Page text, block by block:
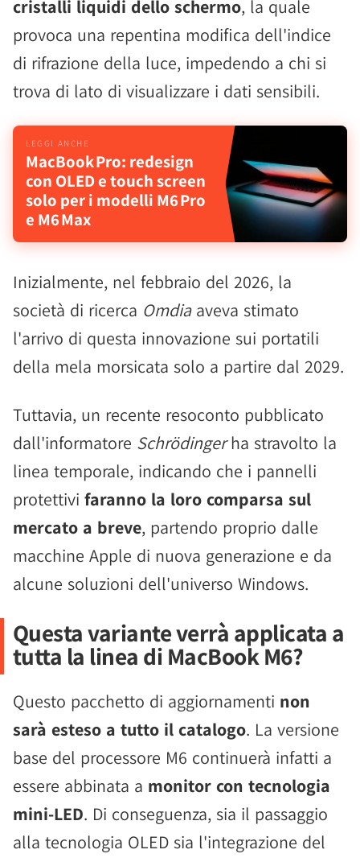
cristalli liquidi dello schermo, la quale
provoca una repentina modifica dell'indice
di rifrazione della luce, impedendo a chi si
trova di lato di visualizzare i dati sensibili.
MacBook Pro: redesign
con OLED e touch screen
solo per i modelli M6 Pro
e M6 Max
Inizialmente, nel febbraio del 2026, la
società di ricerca Omdiaaveva stimato
l'arrivo di questa innovazione sui portatili
della mela morsicata solo a partire dal 2029.
Tuttavia, un recente resoconto pubblicato
dall'informatore Schrödingerha stravolto la
linea temporale, indicando che i pannelli
protettivi faranno la loro comparsa sul
mercato a breve, partendo proprio dalle
macchine Apple di nuova generazione e da
alcune soluzioni dell'universo Windows.
Questa variante verrà applicata a
tutta la linea di MacBook M6?
Questo pacchetto di aggiornamenti non
sarà esteso a tutto il catalogo. La versione
base del processore M6 continuerà infatti a
essere abbinata a monitor con tecnologia
mini-LED. Di conseguenza, sia il passaggio
alla tecnologia OLED sia l'integrazione del